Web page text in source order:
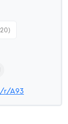
r/A93